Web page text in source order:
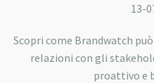
13-
Scopri come Brandwatch
relazioni con gli
proattivo e